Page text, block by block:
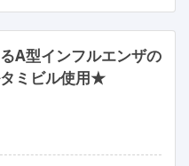
A型インフルエンザの
ミビル使用★